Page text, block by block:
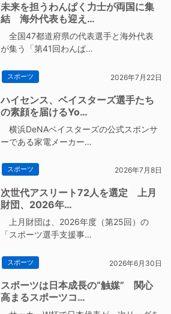
未来を担うわんぱく力士が両国に集
結 海外代表も迎え…
全国47都道府県の代表選手と海外代表
が集う「第41回わんぱ…
スポーツ 2026年7月22日
ハイセンス、ベイスターズ選手たち
の素顔を届けるYo…
横浜DeNAベイスターズの公式スポンサ
ーである家電メーカー…
スポーツ 2026年7月8日
次世代アスリート72人を選定 上月
財団、2026年…
上月財団は、2026年度（第25回）の
「スポーツ選手支援事…
スポーツ 2026年6月30日
スポーツは日本成長の“触媒” 関心
高まるスポーツコ…